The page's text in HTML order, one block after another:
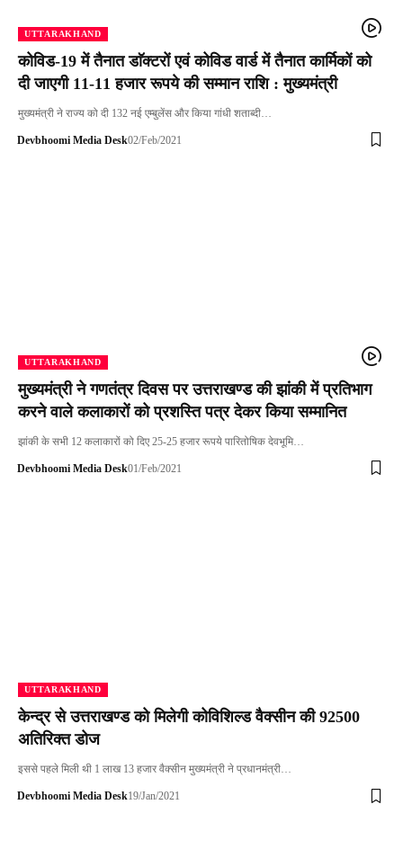
UTTARAKHAND
कोविड-19 में तैनात डाॅक्टरों एवं कोविड वार्ड में तैनात कार्मिकों को
दी जाएगी 11-11 हजार रूपये की सम्मान राशि : मुख्यमंत्री
मुख्यमंत्री ने राज्य को दी 132 नई एम्बुलेंस और किया गांधी शताब्दी…
Devbhoomi Media Desk02/Feb/2021
UTTARAKHAND
मुख्यमंत्री ने गणतंत्र दिवस पर उत्तराखण्ड की झांकी में प्रतिभाग
करने वाले कलाकारों को प्रशस्ति पत्र देकर किया सम्मानित
झांकी के सभी 12 कलाकारों को दिए 25-25 हजार रूपये पारितोषिक देवभूमि…
Devbhoomi Media Desk01/Feb/2021
UTTARAKHAND
केन्द्र से उत्तराखण्ड को मिलेगी कोविशिल्ड वैक्सीन की 92500
अतिरिक्त डोज
इससे पहले मिली थी 1 लाख 13 हजार वैक्सीन मुख्यमंत्री ने प्रधानमंत्री…
Devbhoomi Media Desk19/Jan/2021